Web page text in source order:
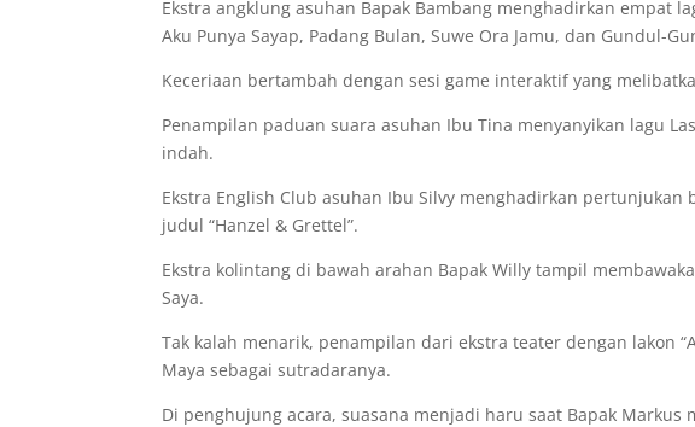
Ekstra angklung asuhan Bapak Bambang menghadirkan empat
Aku Punya Sayap, Padang Bulan, Suwe Ora Jamu, dan Gundul-
Keceriaan bertambah dengan sesi game interaktif yang
Penampilan paduan suara asuhan Ibu Tina menyanyikan lagu
indah.
Ekstra English Club asuhan Ibu Silvy menghadirkan
judul “Hanzel & Grettel”.
Ekstra kolintang di bawah arahan Bapak Willy tampil
Saya.
Tak kalah menarik, penampilan dari ekstra teater dengan lakon
Maya sebagai sutradaranya.
Di penghujung acara, suasana menjadi haru saat Bapak